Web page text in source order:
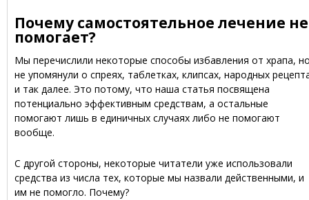
Почему самостоятельное лечение не
помогает?
Мы перечислили некоторые способы избавления от храпа,
не упомянули о спреях, таблетках, клипсах, народных
и так далее. Это потому, что наша статья посвящена
потенциально эффективным средствам, а остальные
помогают лишь в единичных случаях либо не помогают
вообще.
С другой стороны, некоторые читатели уже использовали
средства из числа тех, которые мы назвали действенными, и
им не помогло. Почему?